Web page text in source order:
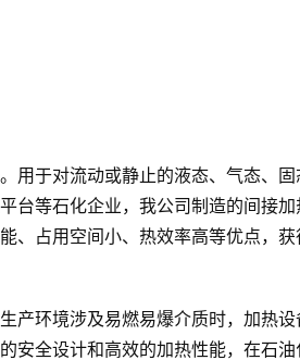
用于对流动或静止的液态、气态、
台等石化企业，我公司制造的间接
、占用空间小、热效率高等优点，获
产环境涉及易燃易爆介质时，加热设
安全设计和高效的加热性能，在石油